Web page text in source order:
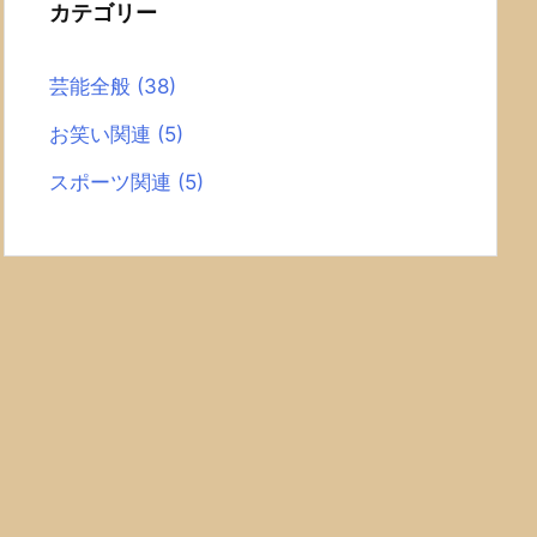
カテゴリー
芸能全般 (38)
お笑い関連 (5)
スポーツ関連 (5)